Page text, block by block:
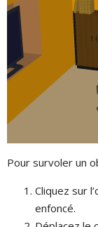
Pour survoler un
Cliquez sur
enfoncé.